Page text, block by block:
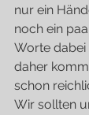
nur ein
noch ein
Worte dabei
daher
schon
Wir sollten